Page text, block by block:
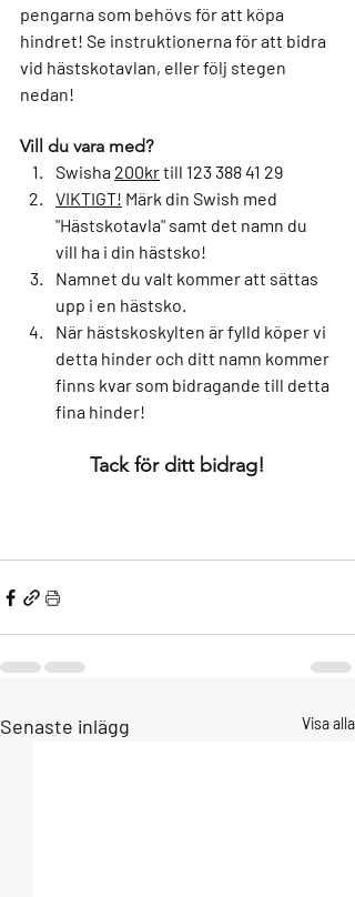
pengarna som behövs för att köpa
hindret! Se instruktionerna för att bidra
vid hästskotavlan, eller följ stegen
nedan!
Vill du vara med?
Swisha 200kr till 123 388 41 29
VIKTIGT! Märk din Swish med
"Hästskotavla" samt det namn du
vill ha i din hästsko!
Namnet du valt kommer att sättas
upp i en hästsko.
När hästskoskylten är fylld köper vi
detta hinder och ditt namn kommer
finns kvar som bidragande till detta
fina hinder!
Tack för ditt bidrag!
Senaste inlägg Visa alla